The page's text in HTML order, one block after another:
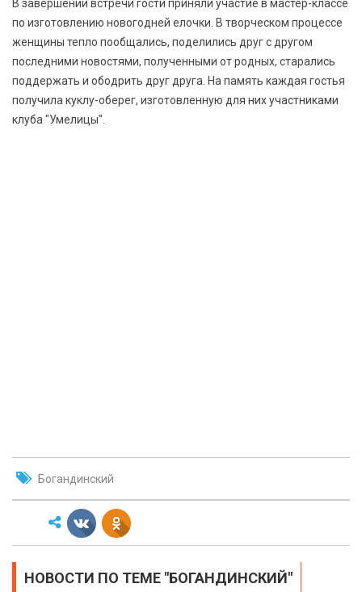
В завершении встречи гости приняли участие в мастер-классе
по изготовлению новогодней елочки. В творческом процессе
женщины тепло пообщались, поделились друг с другом
последними новостями, полученными от родных, старались
поддержать и ободрить друг друга. На память каждая гостья
получила куклу-оберег, изготовленную для них участниками
клуба "Умелицы".
Богандинский
НОВОСТИ ПО ТЕМЕ "БОГАНДИНСКИЙ"